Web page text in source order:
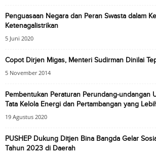
Penguasaan Negara dan Peran Swasta dalam
Ketenagalistrikan
5 Juni 2020
Copot Dirjen Migas, Menteri Sudirman Dinilai
5 November 2014
Pembentukan Peraturan Perundang-undangan
Tata Kelola Energi dan Pertambangan yang
19 Agustus 2020
PUSHEP Dukung Ditjen Bina Bangda Gelar
Tahun 2023 di Daerah